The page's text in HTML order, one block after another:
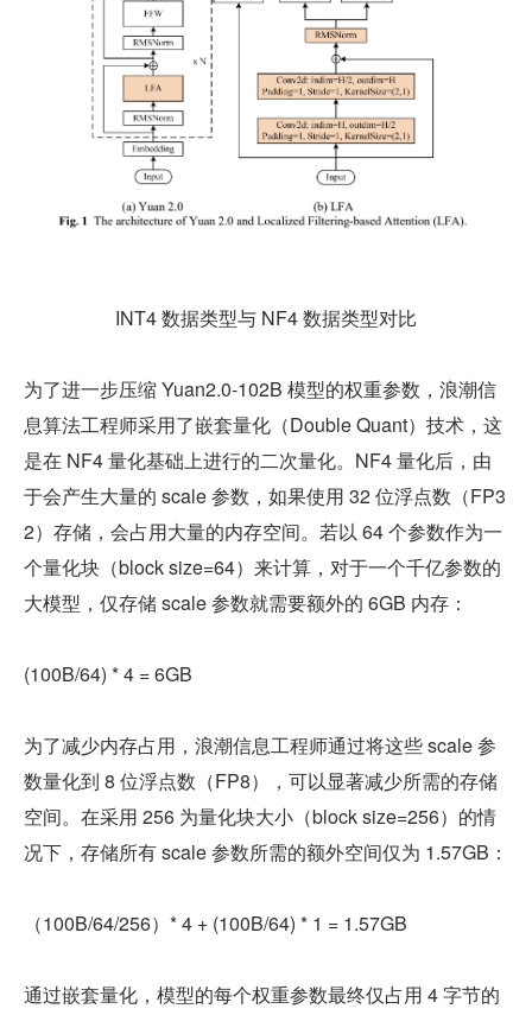
INT4 数据类型与 NF4 数据类型对比
为了进一步压缩 Yuan2.0-102B 模型的权重参数，浪潮信
息算法工程师采用了嵌套量化（Double Quant）技术，这
是在 NF4 量化基础上进行的二次量化。NF4 量化后，由
于会产生大量的 scale 参数，如果使用 32 位浮点数（FP3
2）存储，会占用大量的内存空间。若以 64 个参数作为一
个量化块（block size=64）来计算，对于一个千亿参数的
大模型，仅存储 scale 参数就需要额外的 6GB 内存：
(100B/64) * 4 = 6GB
为了减少内存占用，浪潮信息工程师通过将这些 scale 参
数量化到 8 位浮点数（FP8），可以显著减少所需的存储
空间。在采用 256 为量化块大小（block size=256）的情
况下，存储所有 scale 参数所需的额外空间仅为 1.57GB：
（100B/64/256）* 4 + (100B/64) * 1 = 1.57GB
通过嵌套量化，模型的每个权重参数最终仅占用 4 字节的